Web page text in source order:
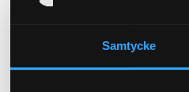
Samtycke
12 månader